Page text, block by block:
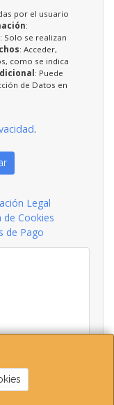
por el usuario
:
: Solo se realizan
: Acceder,
como se indica
: Puede
de Datos en
.
Legal
de Cookies
de Pago